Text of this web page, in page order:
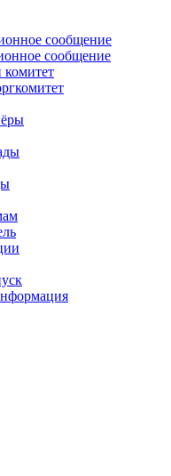
сообщение
сообщение